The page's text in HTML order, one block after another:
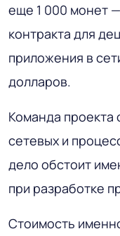
еще 1 000 монет
контракта для
приложения в
долларов.
Команда проекта
сетевых и
дело обстоит
при разработке
Стоимость